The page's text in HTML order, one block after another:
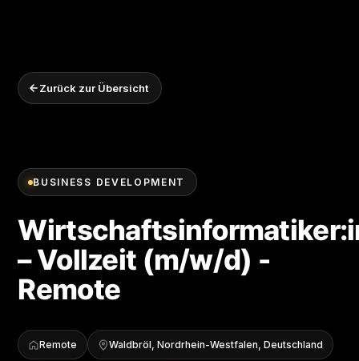
Zurück zur Übersicht
BUSINESS DEVELOPMENT
– Vollzeit (m/w/d) -
Remote
Remote Waldbröl, Nordrhein-Westfalen, Deutschland